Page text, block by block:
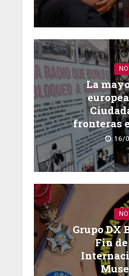
La
fronteras
16/
Grupo DX
Fin